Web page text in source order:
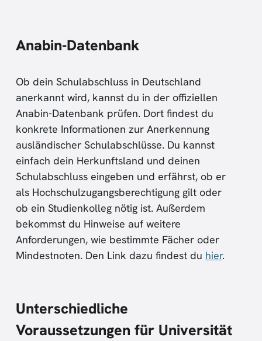
Anabin-Datenbank
Ob dein Schulabschluss in Deutschland
anerkannt wird, kannst du in der offiziellen
Anabin-Datenbank prüfen. Dort findest du
konkrete Informationen zur Anerkennung
ausländischer Schulabschlüsse. Du kannst
einfach dein Herkunftsland und deinen
Schulabschluss eingeben und erfährst, ob er
als Hochschulzugangsberechtigung gilt oder
ob ein Studienkolleg nötig ist. Außerdem
bekommst du Hinweise auf weitere
Anforderungen, wie bestimmte Fächer oder
Mindestnoten. Den Link dazu findest du hier.
Unterschiedliche
Voraussetzungen für Universität